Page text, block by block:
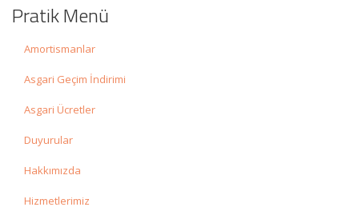
Pratik Menü
Amortismanlar
Asgari Geçim İndirimi
Asgari Ücretler
Duyurular
Hakkımızda
Hizmetlerimiz